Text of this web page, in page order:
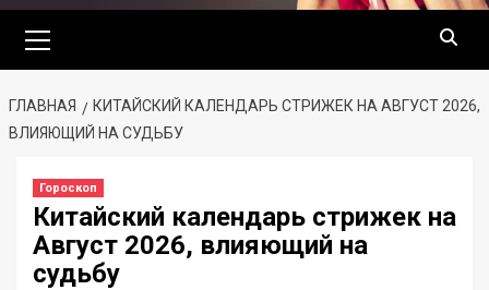
ГЛАВНАЯ
КИТАЙСКИЙ КАЛЕНДАРЬ СТРИЖЕК НА АВГУСТ 2026,
ВЛИЯЮЩИЙ НА СУДЬБУ
Гороскоп
Китайский календарь стрижек на
Август 2026, влияющий на
судьбу